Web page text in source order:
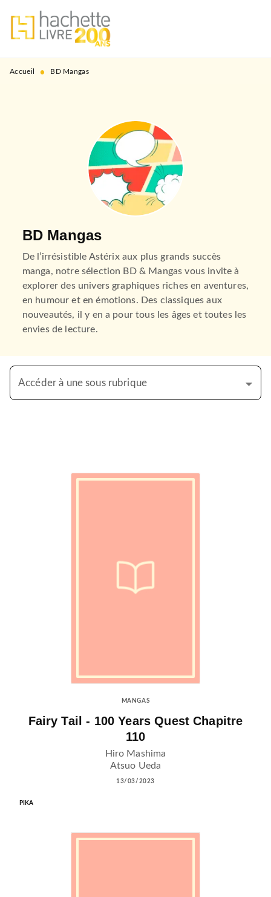
MENU RECHERCHE
PIED DE PAGE
Accueil • BD Mangas
BD Mangas
De l’irrésistible Astérix aux plus grands succès
manga, notre sélection BD & Mangas vous invite à
explorer des univers graphiques riches en aventures,
en humour et en émotions. Des classiques aux
nouveautés, il y en a pour tous les âges et toutes les
envies de lecture.
Accéder à une sous rubrique
MANGAS
Fairy Tail - 100 Years Quest Chapitre
110
Hiro Mashima
Atsuo Ueda
13/03/2023
PIKA